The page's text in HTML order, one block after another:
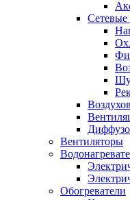
Сетевые
Вентиляторы
Обогреватели